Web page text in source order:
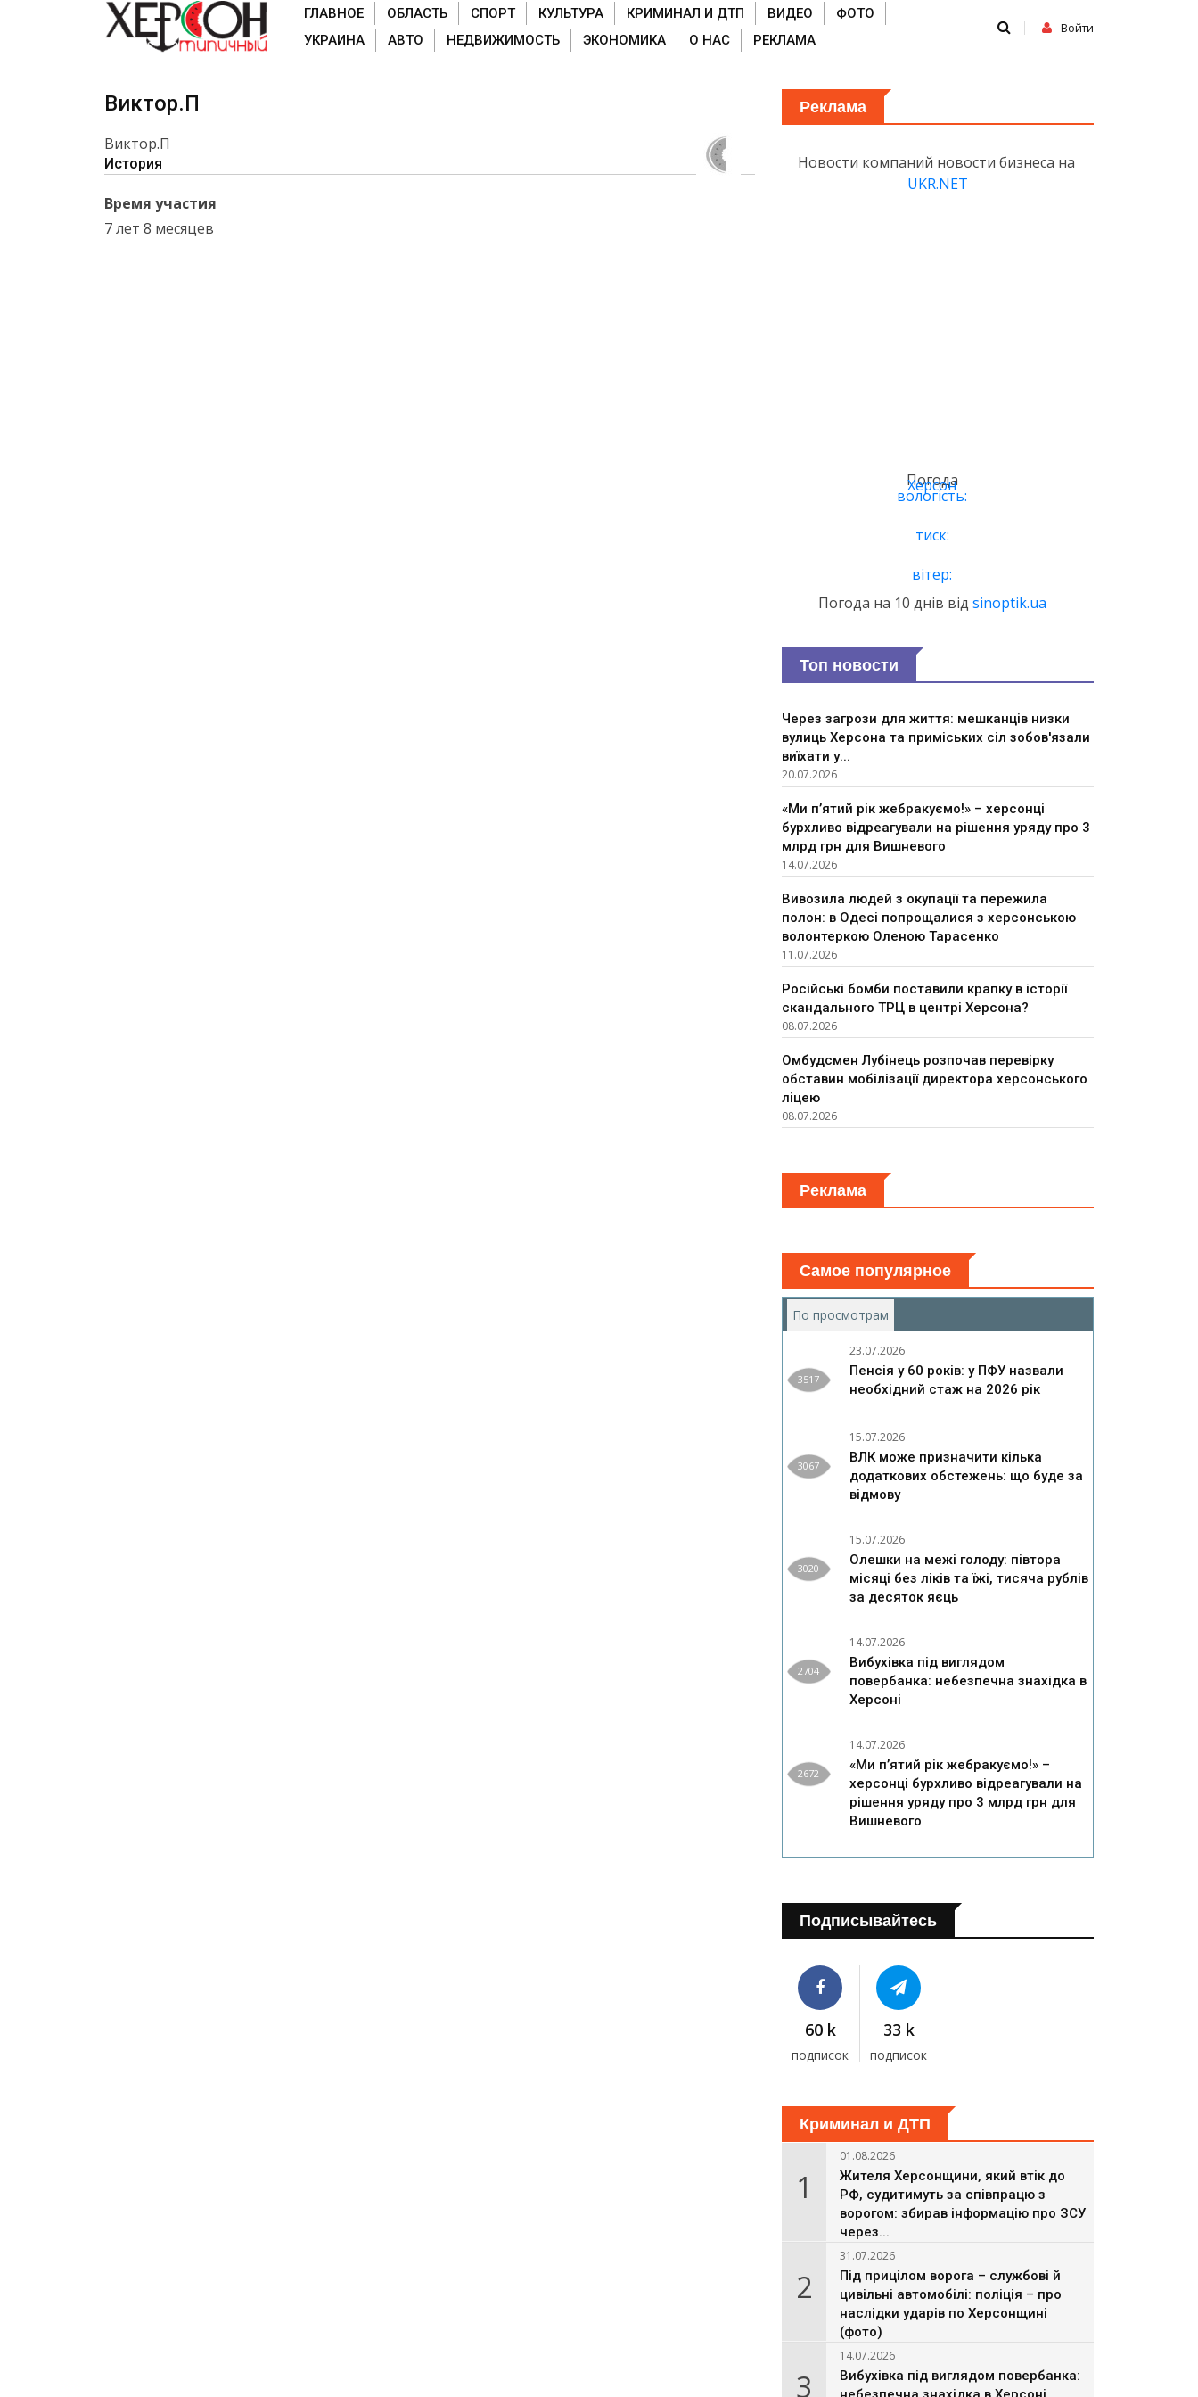
ГЛАВНОЕ ОБЛАСТЬ СПОРТ КУЛЬТУРА КРИМИНАЛ И ДТП ВИДЕО
ФОТО
УКРАИНА
АВТО НЕДВИЖИМОСТЬ ЭКОНОМИКА О НАС РЕКЛАМА
Войти
Виктор.П
Виктор.П
История
Время участия
7 лет 8 месяцев
Реклама
Новости компаний новости бизнеса на
UKR.NET
Погода
Херсон
вологість:
тиск:
вітер:
Погода на 10 днів від sinoptik.ua
Топ новости
Через загрози для життя: мешканців низки
вулиць Херсона та приміських сіл зобов'язали
виїхати у...
20.07.2026
«Ми п’ятий рік жебракуємо!» – херсонці
бурхливо відреагували на рішення уряду про 3
млрд грн для Вишневого
14.07.2026
Вивозила людей з окупації та пережила
полон: в Одесі попрощалися з херсонською
волонтеркою Оленою Тарасенко
11.07.2026
Російські бомби поставили крапку в історії
скандального ТРЦ в центрі Херсона?
08.07.2026
Омбудсмен Лубінець розпочав перевірку
обставин мобілізації директора херсонського
ліцею
08.07.2026
Реклама
Самое популярное
По просмотрам
3517
23.07.2026
Пенсія у 60 років: у ПФУ назвали
необхідний стаж на 2026 рік
3067
15.07.2026
ВЛК може призначити кілька
додаткових обстежень: що буде за
відмову
3020
15.07.2026
Олешки на межі голоду: півтора
місяці без ліків та їжі, тисяча рублів
за десяток яєць
2704
14.07.2026
Вибухівка під виглядом
повербанка: небезпечна знахідка в
Херсоні
2672
14.07.2026
«Ми п’ятий рік жебракуємо!» –
херсонці бурхливо відреагували на
рішення уряду про 3 млрд грн для
Вишневого
Подписывайтесь
60 k
подписок
33 k
подписок
Криминал и ДТП
1
01.08.2026
Жителя Херсонщини, який втік до
РФ, судитимуть за співпрацю з
ворогом: збирав інформацію про ЗСУ
через...
2
31.07.2026
Під прицілом ворога – службові й
цивільні автомобілі: поліція – про
наслідки ударів по Херсонщині
(фото)
3
14.07.2026
Вибухівка під виглядом повербанка: